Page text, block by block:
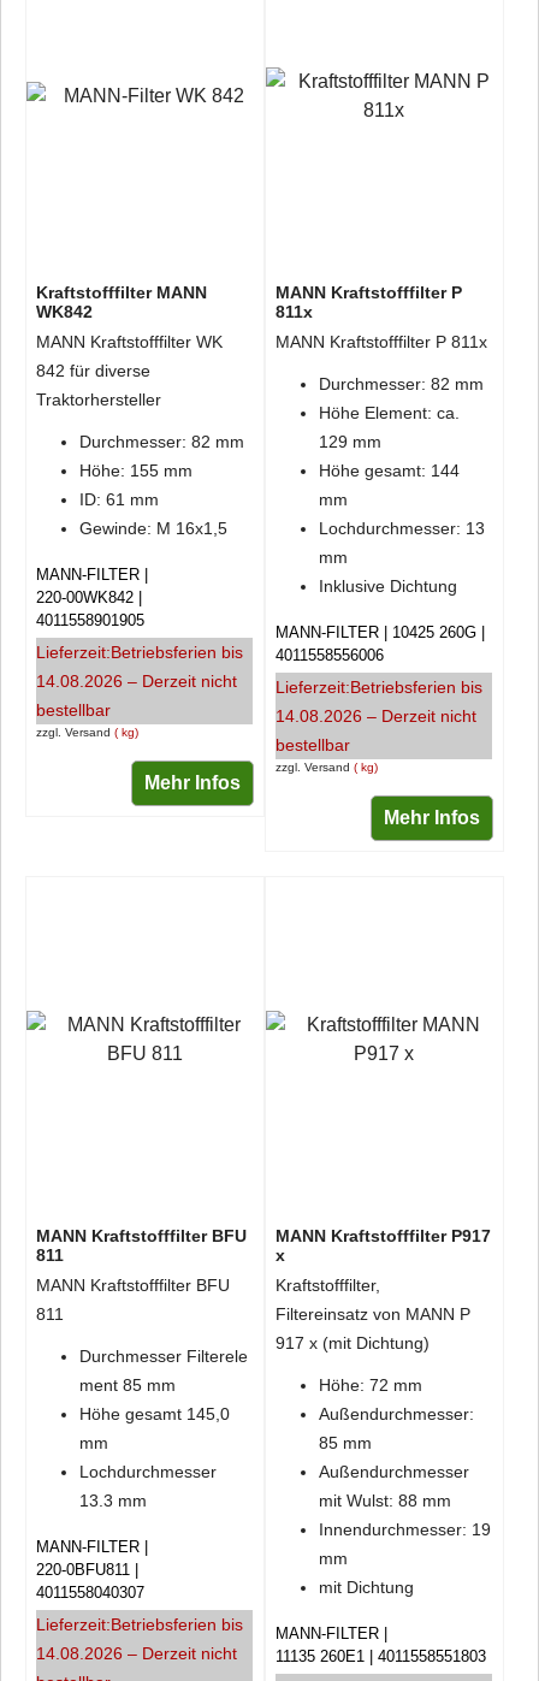
Kraftstofffilter MANN
WK842
MANN Kraftstofffilter WK
842 für diverse
Traktorhersteller
Durchmesser: 82 mm
Höhe: 155 mm
ID: 61 mm
Gewinde: M 16x1,5
zzgl. Versand kg
MANN-FILTER
220-00WK842
4011558901905
Lieferzeit:Betriebsferien bis
14.08.2026 – Derzeit nicht
bestellbar
Mehr Infos
MANN Kraftstofffilter P
811x
MANN Kraftstofffilter P 811x
Durchmesser: 82 mm
Höhe Element: ca.
129 mm
Höhe gesamt: 144
mm
Lochdurchmesser: 13
mm
Inklusive Dichtung
zzgl. Versand kg
MANN-FILTER
10425 260G
4011558556006
Lieferzeit:Betriebsferien bis
14.08.2026 – Derzeit nicht
bestellbar
Mehr Infos
MANN Kraftstofffilter BFU
811
MANN Kraftstofffilter BFU
811
Durchmesser Filterele
ment 85 mm
Höhe gesamt 145,0
mm
Lochdurchmesser
13.3 mm
MANN-FILTER
220-0BFU811
4011558040307
Lieferzeit:Betriebsferien bis
14.08.2026 – Derzeit nicht
MANN Kraftstofffilter P917
x
Kraftstofffilter,
Filtereinsatz von MANN P
917 x (mit Dichtung)
Höhe: 72 mm
Außendurchmesser:
85 mm
Außendurchmesser
mit Wulst: 88 mm
Innendurchmesser: 19
mm
mit Dichtung
MANN-FILTER
11135 260E1
4011558551803